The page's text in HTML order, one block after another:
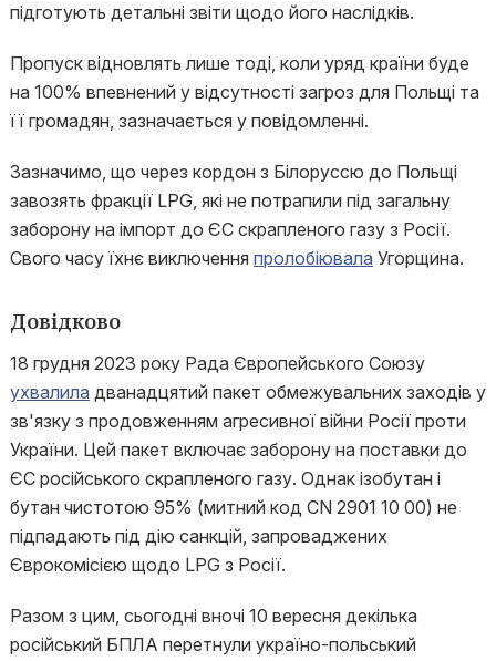
підготують детальні звіти щодо його наслідків.
Пропуск відновлять лише тоді, коли уряд країни буде
на 100% впевнений у відсутності загроз для Польщі та
її громадян, зазначається у повідомленні.
Зазначимо, що через кордон з Білоруссю до Польщі
завозять фракції LPG, які не потрапили під загальну
заборону на імпорт до ЄС скрапленого газу з Росії.
Свого часу їхнє виключення пролобіювала Угорщина.
Довідково
18 грудня 2023 року Рада Європейського Союзу
ухвалила дванадцятий пакет обмежувальних заходів у
зв'язку з продовженням агресивної війни Росії проти
України. Цей пакет включає заборону на поставки до
ЄС російського скрапленого газу. Однак ізобутан і
бутан чистотою 95% (митний код CN 2901 10 00) не
підпадають під дію санкцій, запроваджених
Єврокомісією щодо LPG з Росії.
Разом з цим, сьогодні вночі 10 вересня декілька
російський БПЛА перетнули україно-польський